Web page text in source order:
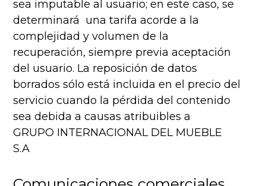
sea imputable al usuario; en este caso, se
determinará una tarifa acorde a la
complejidad y volumen de la
recuperación, siempre previa aceptación
del usuario. La reposición de datos
borrados sólo está incluida en el precio del
servicio cuando la pérdida del contenido
sea debida a causas atribuibles a
GRUPO INTERNACIONAL DEL MUEBLE
S.A